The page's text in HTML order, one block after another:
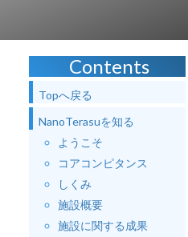
Contents
Topへ戻る
NanoTerasuを知る
ようこそ
コアコンピタンス
しくみ
施設概要
施設に関する成果